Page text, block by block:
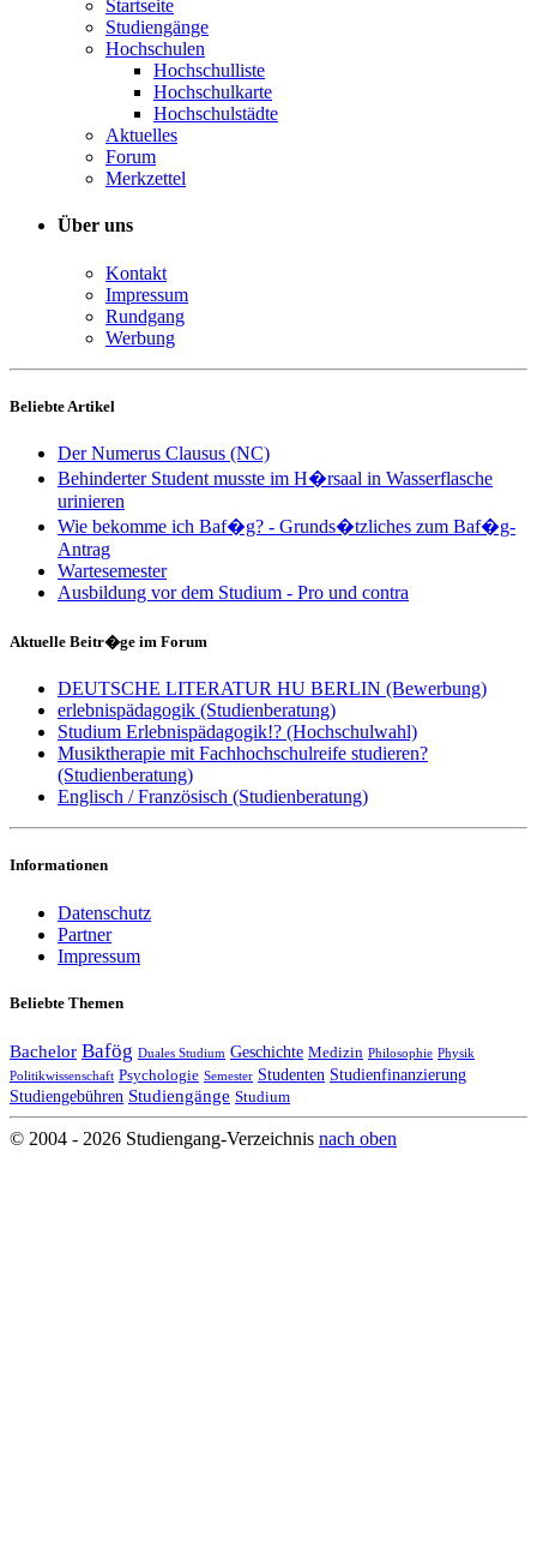
Startseite
Studiengänge
Hochschulen
Hochschulliste
Hochschulkarte
Hochschulstädte
Aktuelles
Forum
Merkzettel
Über uns
Kontakt
Impressum
Rundgang
Werbung
Beliebte Artikel
Der Numerus Clausus (NC)
Behinderter Student musste im H�rsaal in Wasserflasche
urinieren
Wie bekomme ich Baf�g? - Grunds�tzliches zum Baf�g-
Antrag
Wartesemester
Ausbildung vor dem Studium - Pro und contra
Aktuelle Beitr�ge im Forum
DEUTSCHE LITERATUR HU BERLIN (Bewerbung)
erlebnispädagogik (Studienberatung)
Studium Erlebnispädagogik!? (Hochschulwahl)
Musiktherapie mit Fachhochschulreife studieren?
(Studienberatung)
Englisch / Französisch (Studienberatung)
Informationen
Datenschutz
Partner
Impressum
Beliebte Themen
Bachelor Bafög Duales Studium Geschichte Medizin Philosophie Physik
Politikwissenschaft Psychologie Semester Studenten Studienfinanzierung
Studiengebühren Studiengänge Studium
© 2004 - 2026 Studiengang-Verzeichnis nach oben